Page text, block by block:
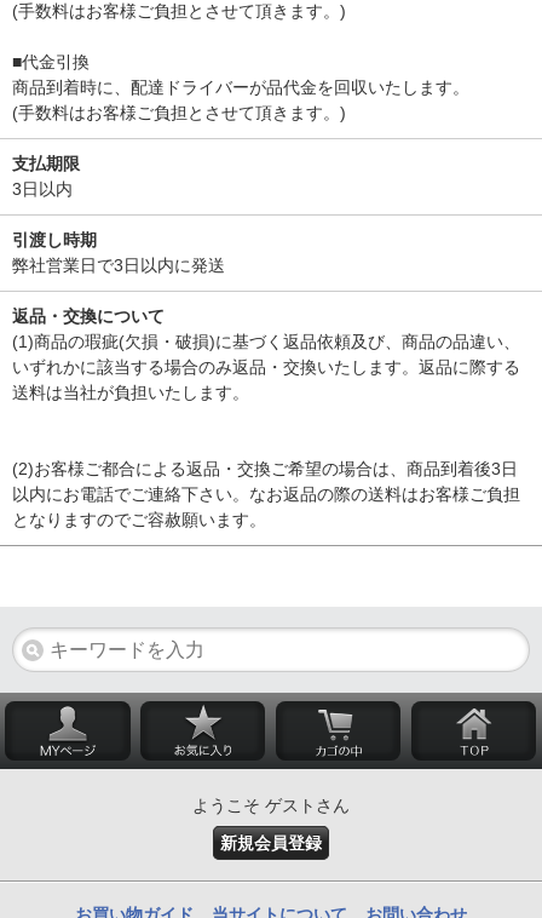
(手数料はお客様ご負担とさせて頂きます。)
■代金引換
商品到着時に、配達ドライバーが品代金を回収いたします。
(手数料はお客様ご負担とさせて頂きます。)
支払期限
3日以内
引渡し時期
弊社営業日で3日以内に発送
返品・交換について
(1)商品の瑕疵(欠損・破損)に基づく返品依頼及び、商品の品違い、
いずれかに該当する場合のみ返品・交換いたします。返品に際する
送料は当社が負担いたします。
(2)お客様ご都合による返品・交換ご希望の場合は、商品到着後3日
以内にお電話でご連絡下さい。なお返品の際の送料はお客様ご負担
となりますのでご容赦願います。
ようこそ ゲストさん
新規会員登録